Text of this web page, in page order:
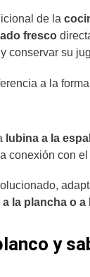
de la
fresco
conservar su
a la
lubina a la
conexión con
a la plancha o a
y